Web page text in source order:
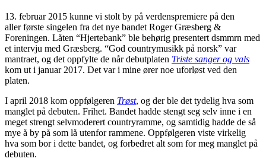
13. februar 2015 kunne vi stolt by på verdenspremiere på den
aller første singelen fra det nye bandet Roger Græsberg &
Foreningen. Låten “Hjertebank” ble behørig presentert dsmmrn med
et intervju med Græsberg. “God countrymusikk på norsk” var
mantraet, og det oppfylte de når debutplaten Triste sanger og vals
kom ut i januar 2017. Det var i mine ører noe uforløst ved den
platen.
I april 2018 kom oppfølgeren Trøst, og der ble det tydelig hva som
manglet på debuten. Frihet. Bandet hadde stengt seg selv inne i en
meget strengt selvmoderert countryramme, og samtidig hadde de så
mye å by på som lå utenfor rammene. Oppfølgeren viste virkelig
hva som bor i dette bandet, og forbedret alt som for meg manglet på
debuten.